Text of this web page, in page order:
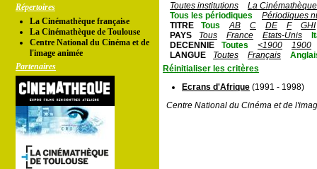
Répertoires
La Cinémathèque française
La Cinémathèque de Toulouse
Centre National du Cinéma et de
l'image animée
Partenaires
Toutes institutions
La
Tous les périodiques
Périodiques
TITRE
Tous AB C DE F
GHI
PAYS
Tous France Etats-Unis
DECENNIE
Toutes <1900
1900
LANGUE
Toutes Français
Réinitialiser les critères
Ecrans d'Afrique (1991 - 1998)
Centre National du Cinéma et de